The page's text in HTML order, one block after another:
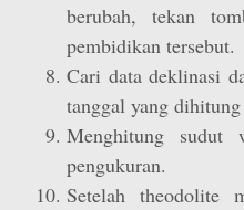
berubah, tekan
pembidikan tersebut.
Cari data deklinasi
tanggal yang
Menghitung sudut
pengukuran.
Setelah theodolite